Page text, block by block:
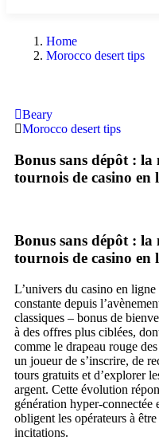
Home
Morocco desert tips
Beary
Morocco desert tips
Bonus sans dépôt : la
tournois de casino en
Bonus sans dépôt : la
tournois de casino en
L’univers du casino en
constante depuis
classiques – bonus de
à des offres plus ciblées,
comme le drapeau rouge
un joueur de s’inscrire, de
tours gratuits et d’explorer
argent. Cette évolution
génération
obligent les opérateurs à
incitations.